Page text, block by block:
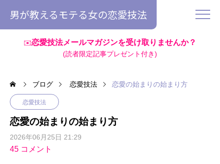
男が教えるモテる女の恋愛技法
✉️恋愛技法メールマガジンを受け取りませんか？
(読者限定記事プレゼント付き)
ブログ 恋愛技法 恋愛の始まりの始まり方
恋愛技法
恋愛の始まりの始まり方
2026年06月25日 21:29
45 コメント